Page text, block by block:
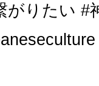
がりたい #